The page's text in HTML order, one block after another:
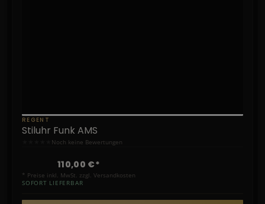
REGENT
Stiluhr Funk AMS
Noch keine Bewertungen
110,00 €*
* Preise inkl. MwSt. zzgl. Versandkosten
SOFORT LIEFERBAR